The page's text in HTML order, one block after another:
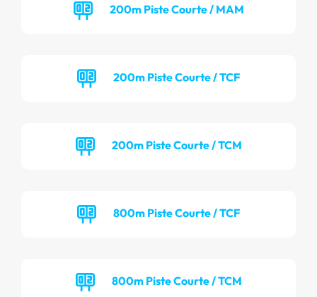
200m Piste Courte / MAM
200m Piste Courte / TCF
200m Piste Courte / TCM
800m Piste Courte / TCF
800m Piste Courte / TCM